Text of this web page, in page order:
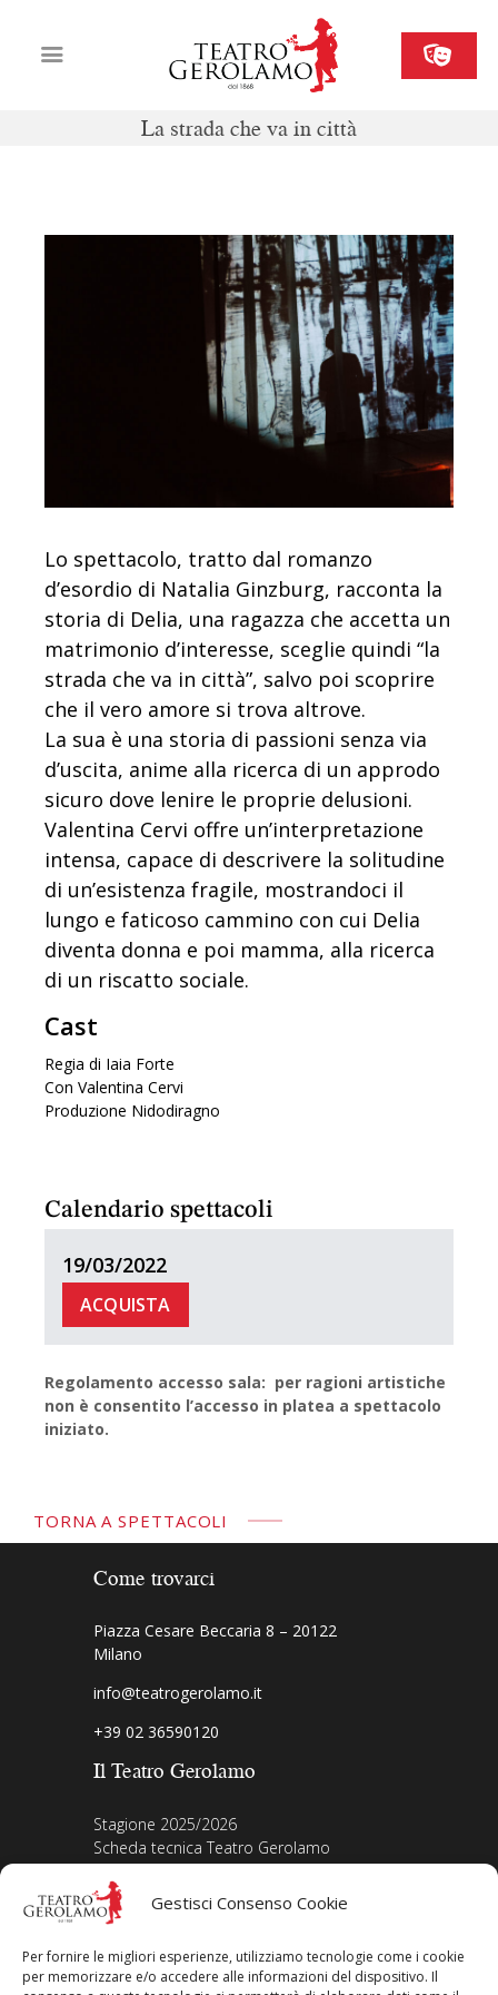
Gestisci Consenso Cookie
Per fornire le migliori esperienze, utilizziamo tecnologie come i cookie
per memorizzare e/o accedere alle informazioni del dispositivo. Il
La strada che va in città
Il Gerolamo
Organizza il tuo evento
Lo spettacolo, tratto dal romanzo
d’esordio di Natalia Ginzburg, racconta la
storia di Delia, una ragazza che accetta un
matrimonio d’interesse, sceglie quindi “la
strada che va in città”, salvo poi scoprire
che il vero amore si trova altrove.
La sua è una storia di passioni senza via
d’uscita, anime alla ricerca di un approdo
sicuro dove lenire le proprie delusioni.
Valentina Cervi offre un’interpretazione
intensa, capace di descrivere la solitudine
di un’esistenza fragile, mostrandoci il
lungo e faticoso cammino con cui Delia
diventa donna e poi mamma, alla ricerca
di un riscatto sociale.
Cast
Regia di Iaia Forte
Con Valentina Cervi
Produzione Nidodiragno
Calendario spettacoli
19/03/2022
ACQUISTA
Regolamento accesso sala: per ragioni artistiche
non è consentito l’accesso in platea a spettacolo
iniziato.
TORNA A SPETTACOLI
Come trovarci
Piazza Cesare Beccaria 8 – 20122
Milano
info@teatrogerolamo.it
+39 02 36590120
Il Teatro Gerolamo
Stagione 2025/2026
Scheda tecnica Teatro Gerolamo
Biografia Direttore
Acquista i biglietti
La nostra storia
Area legale